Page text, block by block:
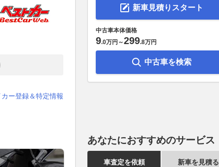
ー登録＆特定情報
新車見積りスタート
中古車本体価格
9.0万円 ～299.8万円
中古車を検索
あなたにおすすめのサービス
車査定を依頼 新車を見積る